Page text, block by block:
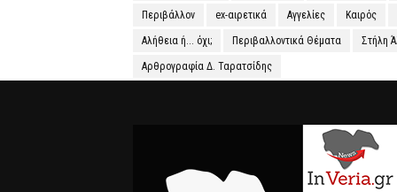
Περιβάλλον ex-αιρετικά Αγγελίες Καιρός
Αλήθεια ή... όχι; Περιβαλλοντικά Θέματα Στήλη
Αρθρογραφία Δ. Ταρατσίδης